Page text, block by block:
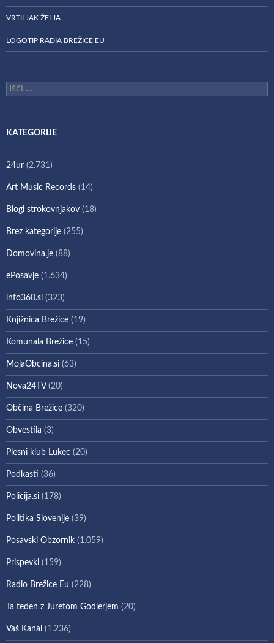
VRTILJAK ŽELJA
LOGOTIP RADIA BREŽICE EU
Išči:
KATEGORIJE
24ur (2.731)
Art Music Records (14)
Blogi strokovnjakov (18)
Brez kategorije (255)
Domovina.je (88)
ePosavje (1.634)
info360.si (323)
Knjižnica Brežice (19)
Komunala Brežice (15)
MojaObcina.si (63)
Nova24TV(20)
Občina Brežice (320)
Obvestila (3)
Plesni klub Lukec (20)
Podkasti (36)
Policija.si (178)
Politika Slovenije (39)
Posavski Obzornik (1.059)
Prispevki (159)
Radio Brežice Eu (228)
Ta teden z Juretom Godlerjem (20)
Vaš Kanal (1.236)